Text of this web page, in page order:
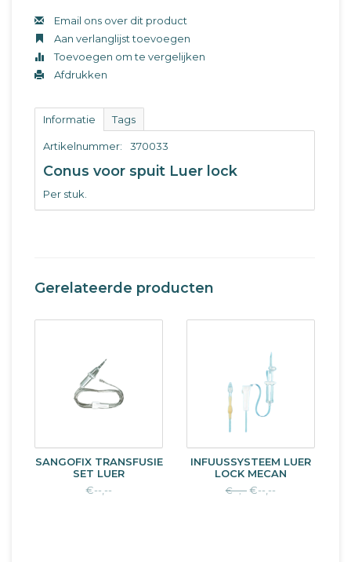
Email ons over dit product
Aan verlanglijst toevoegen
Toevoegen om te vergelijken
Afdrukken
Informatie Tags
Artikelnummer: 370033
Conus voor spuit Luer lock
Per stuk.
Gerelateerde producten
SANGOFIX TRANSFUSIE
SET LUER
€--,--
INFUUSSYSTEEM LUER
LOCK MECAN
€--,-- €--,--